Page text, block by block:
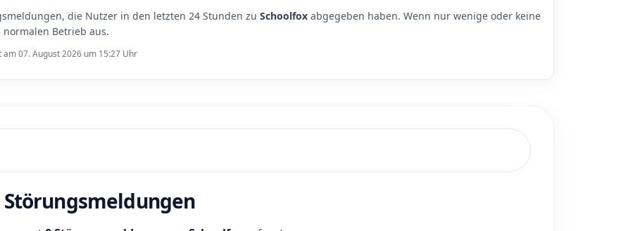
die Nutzer in den letzten 24 Stunden zu Schoolfox abgegeben haben. Wenn nur wenige oder keine
Betrieb aus.
07. August 2026 um 15:27 Uhr